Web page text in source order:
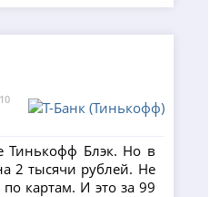
10
Тинькофф Блэк. Но в
2 тысячи рублей. Не
картам. И это за 99